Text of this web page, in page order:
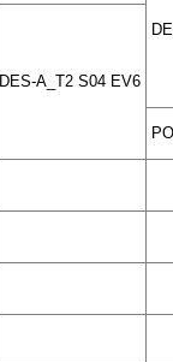
DES-A_T2 S04 EV6